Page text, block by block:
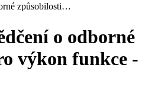
způsobilosti…
o odborné
výkon funkce -